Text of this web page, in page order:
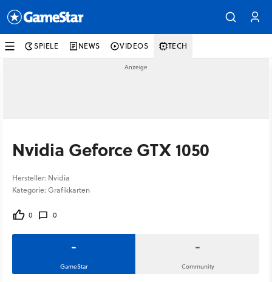
SPIELE NEWS VIDEOS TECH
Nvidia Geforce GTX 1050
Hersteller: Nvidia
Kategorie: Grafikkarten
0 0
-
GameStar
-
Community